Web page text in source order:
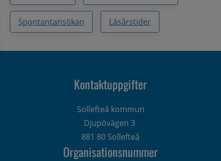
Spontantansökan Läsårstider
Kontaktuppgifter
Sollefteå kommun
Djupövägen 3
881 80 Sollefteå
Organisationsnummer